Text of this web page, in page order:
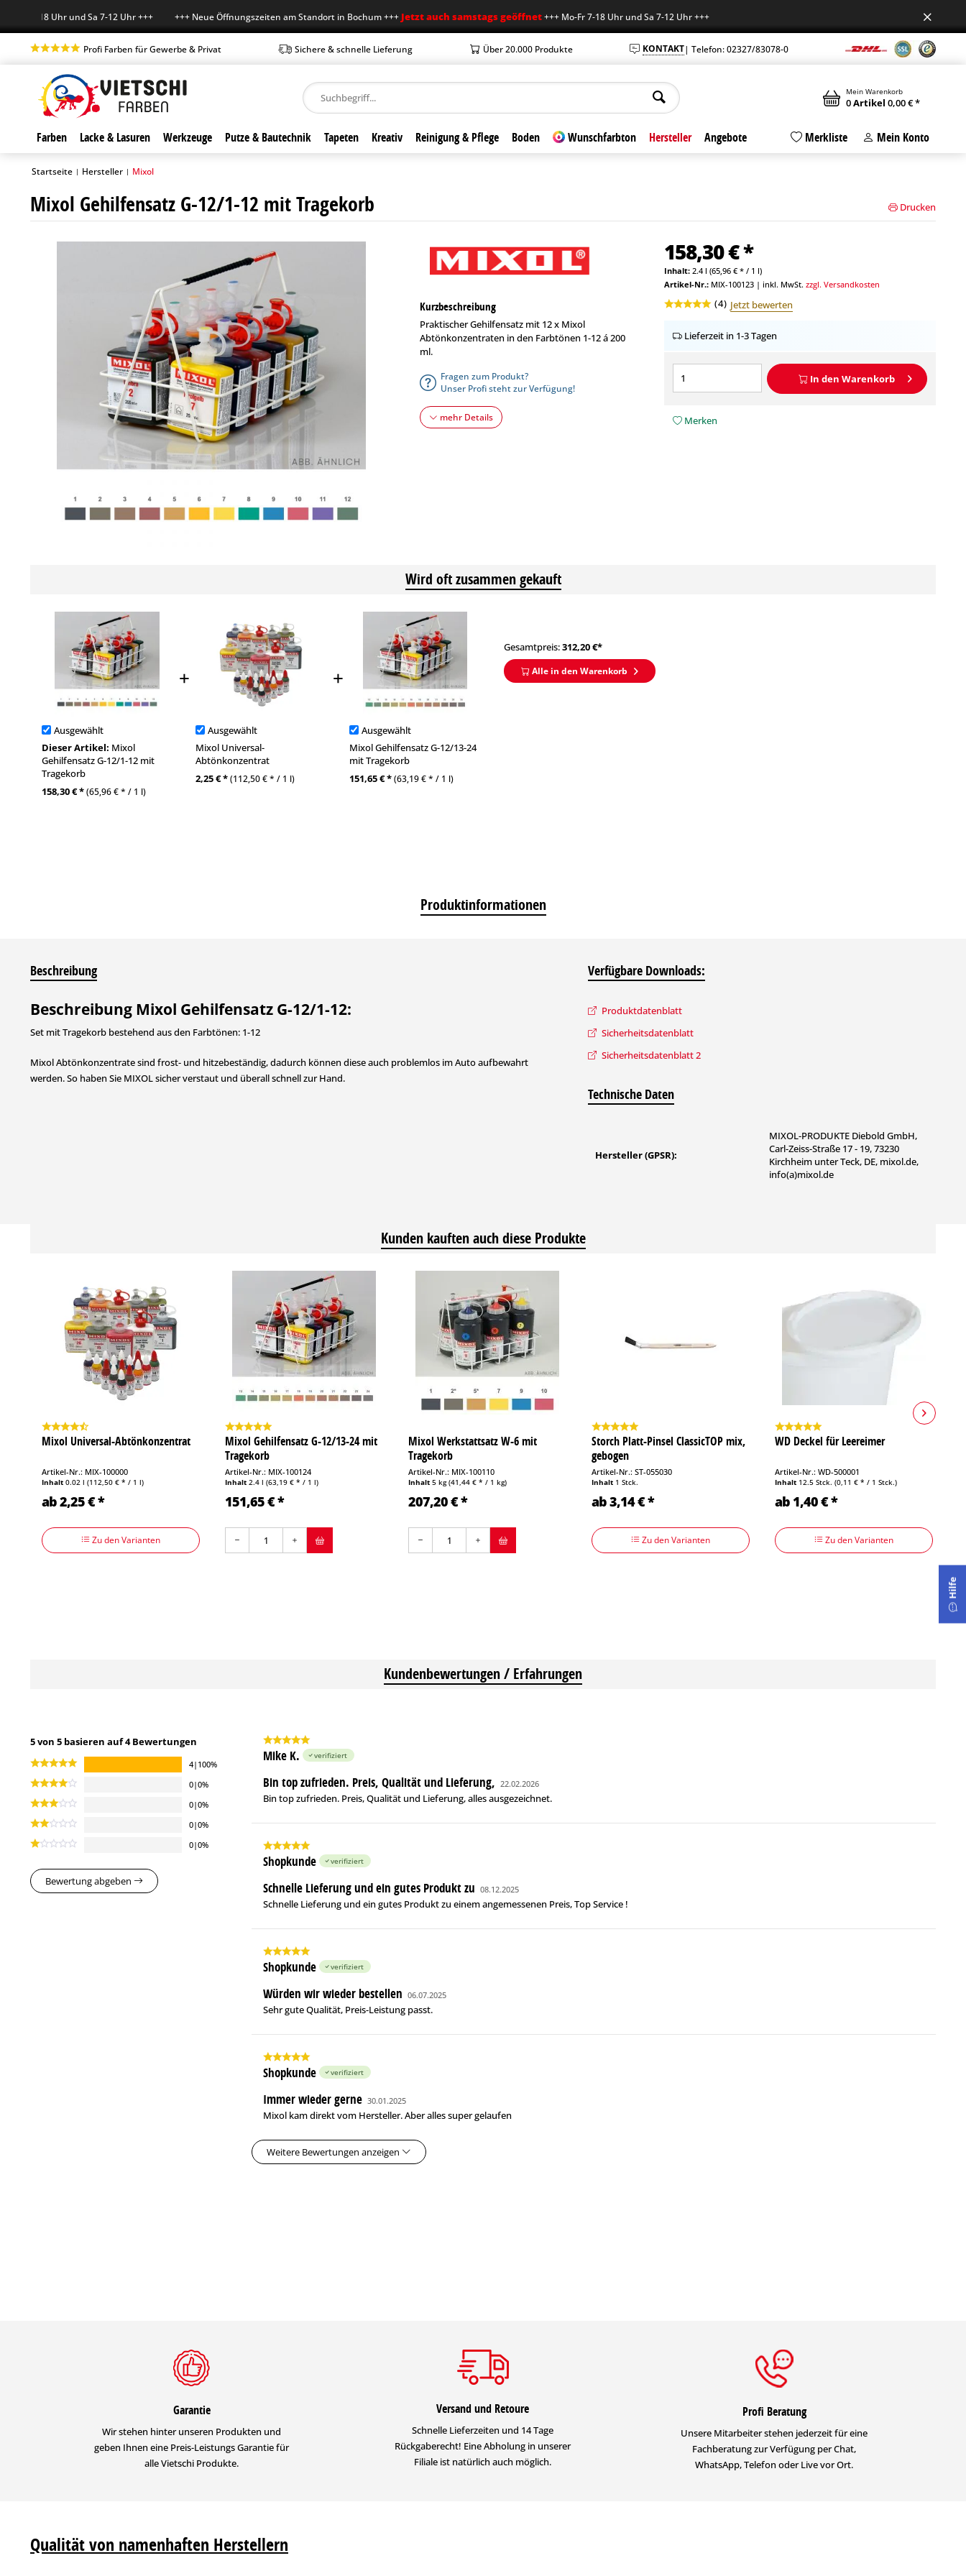
7-18 Uhr und Sa 7-12 Uhr +++ +++ Neue Öffnungszeiten am Standort in Bochum +++Jetzt auch samstags geöffnet+++ Mo-Fr 7-18 Uhr und Sa 7-12 Uhr +++
Profi Farben für Gewerbe & Privat Sichere & schnelle Lieferung Über 20.000 Produkte KONTAKT| Telefon: 02327/83078-0
Mein Warenkorb
0Artikel 0,00 € *
Farben Lacke & Lasuren Werkzeuge Putze & Bautechnik Tapeten Kreativ Reinigung & Pflege Boden Wunschfarbton Hersteller Angebote Merkliste Mein Konto
Startseite | Hersteller | Mixol
Mixol Gehilfensatz G-12/1-12 mit Tragekorb Drucken
Kurzbeschreibung
Praktischer Gehilfensatz mit 12 x Mixol
Abtönkonzentraten in den Farbtönen 1-12 á 200
ml.
Fragen zum Produkt?
Unser Profi steht zur Verfügung!
mehr Details
158,30 € *
Inhalt: 2.4 l (65,96 € * / 1 l)
Artikel-Nr.: MIX-100123| inkl. MwSt. zzgl. Versandkosten
(4) Jetzt bewerten
Lieferzeit in 1-3 Tagen
In den Warenkorb
Merken
Wird oft zusammen gekauft
Ausgewählt
Dieser Artikel: Mixol
Gehilfensatz G-12/1-12 mit
Tragekorb
158,30 € *(65,96 € * / 1 l)
Ausgewählt
Mixol Universal-
Abtönkonzentrat
2,25 € *(112,50 € * / 1 l)
Ausgewählt
Mixol Gehilfensatz G-12/13-24
mit Tragekorb
151,65 € *(63,19 € * / 1 l)
Gesamtpreis:312,20€*
Alle in den Warenkorb
Produktinformationen
Beschreibung
Beschreibung Mixol Gehilfensatz G-12/1-12:
Set mit Tragekorb bestehend aus den Farbtönen: 1-12
Mixol Abtönkonzentrate sind frost- und hitzebeständig, dadurch können diese auch problemlos im Auto aufbewahrt
werden. So haben Sie MIXOL sicher verstaut und überall schnell zur Hand.
Verfügbare Downloads:
Produktdatenblatt
Sicherheitsdatenblatt
Sicherheitsdatenblatt 2
Technische Daten
Hersteller (GPSR):
MIXOL-PRODUKTE Diebold GmbH,
Carl-Zeiss-Straße 17 - 19, 73230
Kirchheim unter Teck, DE, mixol.de,
info(a)mixol.de
Kunden kauften auch diese Produkte
Mixol Universal-Abtönkonzentrat
Artikel-Nr.: MIX-100000
Inhalt 0.02 l (112,50 € * / 1 l)
ab 2,25 € *
Zu den Varianten
Mixol Gehilfensatz G-12/13-24 mit
Tragekorb
Artikel-Nr.: MIX-100124
Inhalt 2.4 l (63,19 € * / 1 l)
151,65 € *
Mixol Werkstattsatz W-6 mit
Tragekorb
Artikel-Nr.: MIX-100110
Inhalt 5 kg(41,44 € * / 1 kg)
207,20 € *
Storch Platt-Pinsel ClassicTOP mix,
gebogen
Artikel-Nr.: ST-055030
Inhalt 1 Stck.
ab 3,14 € *
Zu den Varianten
WD Deckel für Leereimer
Artikel-Nr.: WD-500001
Inhalt 12.5 Stck. (0,11 € * / 1 Stck.)
ab 1,40 € *
Zu den Varianten
Kundenbewertungen / Erfahrungen
5 von 5 basieren auf 4 Bewertungen
4|100%
0|0%
0|0%
0|0%
0|0%
Bewertung abgeben
Mike K. verifiziert
Bin top zufrieden. Preis, Qualität und Lieferung, 22.02.2026
Bin top zufrieden. Preis, Qualität und Lieferung, alles ausgezeichnet.
Shopkunde verifiziert
Schnelle Lieferung und ein gutes Produkt zu 08.12.2025
Schnelle Lieferung und ein gutes Produkt zu einem angemessenen Preis, Top Service !
Shopkunde verifiziert
Würden wir wieder bestellen 06.07.2025
Sehr gute Qualität, Preis-Leistung passt.
Shopkunde verifiziert
Immer wieder gerne 30.01.2025
Mixol kam direkt vom Hersteller. Aber alles super gelaufen
Weitere Bewertungen anzeigen
Garantie
Wir stehen hinter unseren Produkten und
geben Ihnen eine Preis-Leistungs Garantie für
alle Vietschi Produkte.
Versand und Retoure
Schnelle Lieferzeiten und 14 Tage
Rückgaberecht! Eine Abholung in unserer
Filiale ist natürlich auch möglich.
Profi Beratung
Unsere Mitarbeiter stehen jederzeit für eine
Fachberatung zur Verfügung per Chat,
WhatsApp, Telefon oder Live vor Ort.
Qualität von namenhaften Herstellern
Hilfe